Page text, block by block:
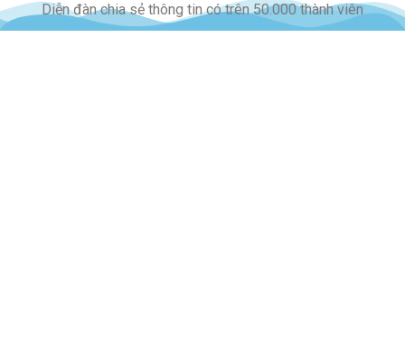
Diễn đàn chia sẻ thông tin có trên 50.000 thành viên